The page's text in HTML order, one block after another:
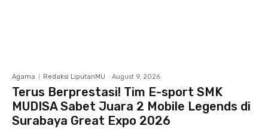
Agama Redaksi LiputanMU - August 9, 2026
Terus Berprestasi! Tim E-sport SMK
MUDISA Sabet Juara 2 Mobile Legends di
Surabaya Great Expo 2026